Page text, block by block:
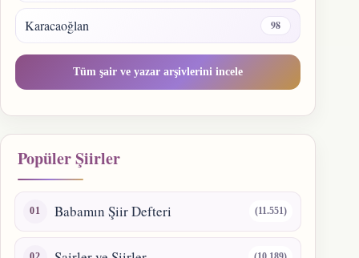
Karacaoğlan 98
Tüm şair ve yazar arşivlerini incele
Popüler Şiirler
Babamın Şiir Defteri (11.551)